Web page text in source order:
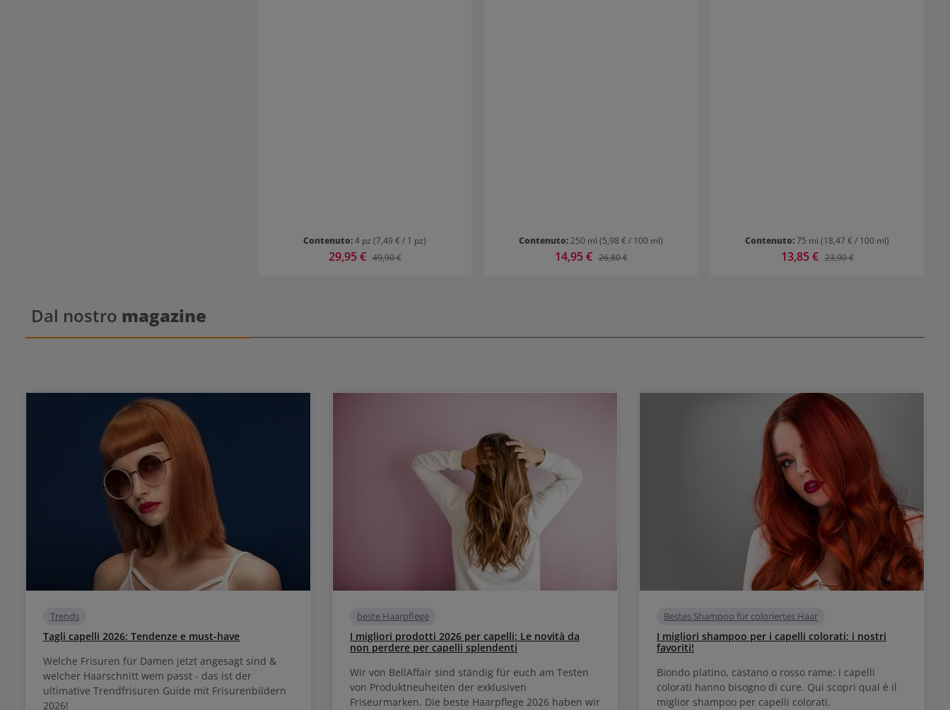
Contenuto:4 pz (7,49 € / 1 pz)
Prezzo di vendita:
29,95 € Prezzo normale:
49,90 €
Contenuto:250 ml (5,98 € / 100 ml)
Prezzo di vendita:
14,95 € Prezzo normale:
26,80 €
Contenuto:75 ml (18,47 € / 100 ml)
Prezzo di vendita:
13,85 € Prezzo normale:
23,90 €
Dal nostro magazine
Trends
Tagli capelli 2026: Tendenze e must-have
Welche Frisuren für Damen jetzt angesagt sind &
welcher Haarschnitt wem passt - das ist der
ultimative Trendfrisuren Guide mit Frisurenbildern
2026!
beste Haarpflege
I migliori prodotti 2026 per capelli: Le novità da
non perdere per capelli splendenti
Wir von BellAffair sind ständig für euch am Testen
von Produktneuheiten der exklusiven
Friseurmarken. Die beste Haarpflege 2026 haben wir
Bestes Shampoo für coloriertes Haar
I migliori shampoo per i capelli colorati: i nostri
favoriti!
Biondo platino, castano o rosso rame: i capelli
colorati hanno bisogno di cure. Qui scopri qual è il
miglior shampoo per capelli colorati.